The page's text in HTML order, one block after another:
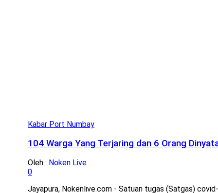
Kabar Port Numbay
104 Warga Yang Terjaring dan 6 Orang
Oleh : Noken Live
0
Jayapura, Nokenlive.com - Satuan tugas (Satgas)